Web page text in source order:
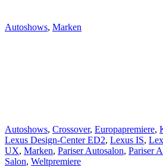
Autoshows, Marken
Autoshows, Crossover, Europapremiere,
Lexus Design-Center ED2, Lexus IS,
UX, Marken, Pariser Autosalon, Pariser
Salon, Weltpremiere